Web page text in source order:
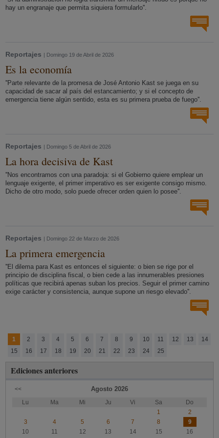
hay un engranaje que permita siquiera formularlo''.
Reportajes | Domingo 19 de Abril de 2026
Es la economía
''Parte relevante de la promesa de José Antonio Kast se juega en su
capacidad de sacar al país del estancamiento; y si el concepto de
emergencia tiene algún sentido, esta es su primera prueba de fuego''.
Reportajes | Domingo 5 de Abril de 2026
La hora decisiva de Kast
''Nos encontramos con una paradoja: si el Gobierno quiere emplear un
lenguaje exigente, el primer imperativo es ser exigente consigo mismo.
Dicho de otro modo, solo puede ofrecer orden quien lo posee''.
Reportajes | Domingo 22 de Marzo de 2026
La primera emergencia
''El dilema para Kast es entonces el siguiente: o bien se rige por el
principio de disciplina fiscal, o bien cede a las innumerables presiones
políticas que recibirá apenas suban los precios. Seguir el primer camino
exige carácter y consistencia, aunque supone un riesgo elevado''.
1 2 3 4 5 6 7 8 9 10 11 12 13
14
15
16 17 18 19 20 21 22 23 24 25
Ediciones anteriores
<< Agosto 2026
Lu Ma Mi Ju Vi Sa
Do
1
2
3
4 5 6 7 8
9
10
11 12 13 14 15 16